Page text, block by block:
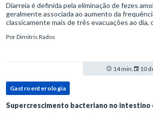
Diarreia é definida pela eliminação de fezes
geralmente associada ao aumento da
classicamente mais de três evacuações ao dia,
PorDimitris Rados
14 min. 10
Gastroenterologia
Supercrescimento bacteriano no intestino